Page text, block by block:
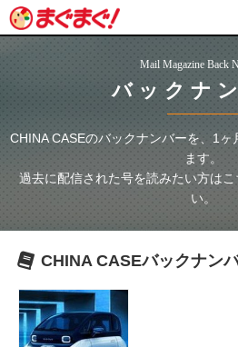
Mail Magazine Back
バックナ
CHINA CASEのバックナンバーを、1ヶ
ます。
過去に配信された号を読みたい方は
い。
CHINA CASEバックナン